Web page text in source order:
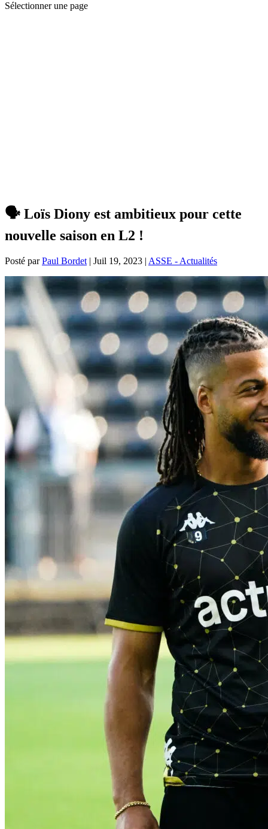
Sélectionner une page
🗣️ Loïs Diony est ambitieux pour cette
nouvelle saison en L2 !
Posté parPaul Bordet | Juil 19, 2023 | ASSE - Actualités